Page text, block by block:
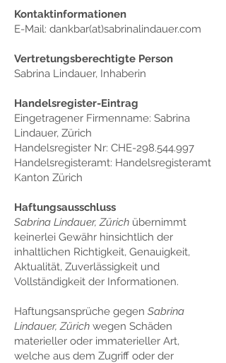
Kontaktinformationen
E-Mail: dankbar(at)sabrinalindauer.com
Vertretungsberechtigte Person
Sabrina Lindauer, Inhaberin
Handelsregister-Eintrag
Eingetragener Firmenname: Sabrina
Lindauer, Zürich
Handelsregister Nr: CHE-298.544.997
Handelsregisteramt: Handelsregisteramt
Kanton Zürich
Haftungsausschluss
Sabrina Lindauer, Zürich übernimmt
keinerlei Gewähr hinsichtlich der
inhaltlichen Richtigkeit, Genauigkeit,
Aktualität, Zuverlässigkeit und
Vollständigkeit der Informationen.
Haftungsansprüche gegen Sabrina
Lindauer, Zürich wegen Schäden
materieller oder immaterieller Art,
welche aus dem Zugriff oder der